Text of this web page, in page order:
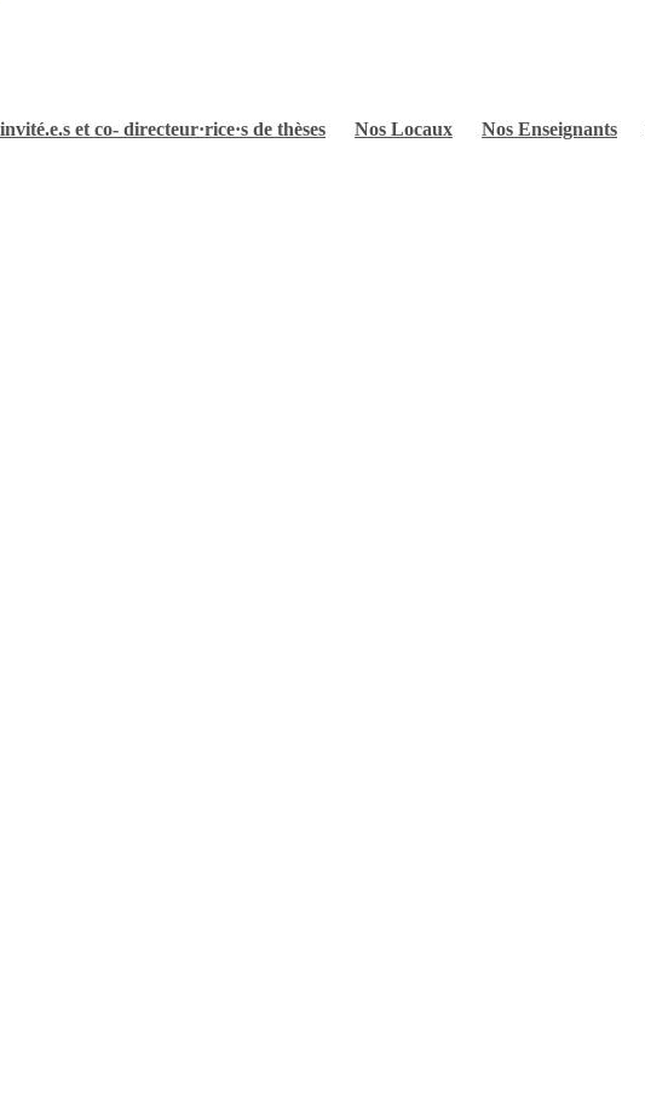
et co- directeur·rice·s de thèses Nos Locaux Nos Enseignants